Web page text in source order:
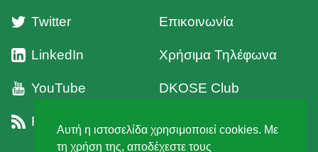
Αυτή η ιστοσελίδα χρησιμοποιεί cookies. Με
τη χρήση της, αποδέχεστε τους
Twitter
LinkedIn
YouTube
RSS
Επικοινωνία
Χρήσιμα Τηλέφωνα
DKOSE Club
Όροι Χρήσης